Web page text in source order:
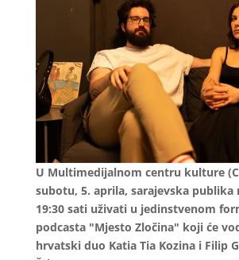
U Multimedijalnom centru kulture
subotu, 5. aprila, sarajevska publika
19:30 sati uživati u jedinstvenom
podcasta "Mjesto Zločina" koji će
hrvatski duo Katia Tia Kozina i Filip